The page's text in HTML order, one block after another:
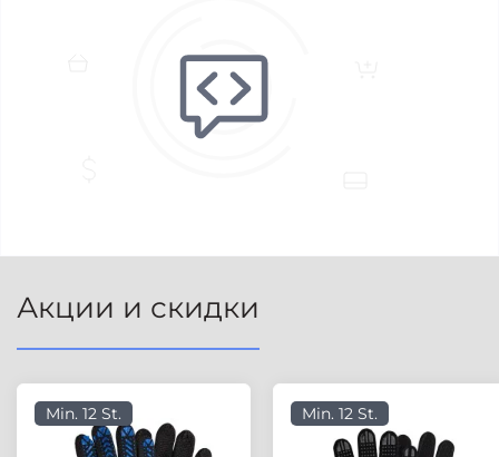
Акции и скидки
Min. 12 St. Min. 12 St.